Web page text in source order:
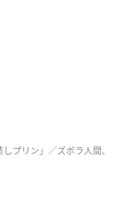
プリン」／ズボラ人間、